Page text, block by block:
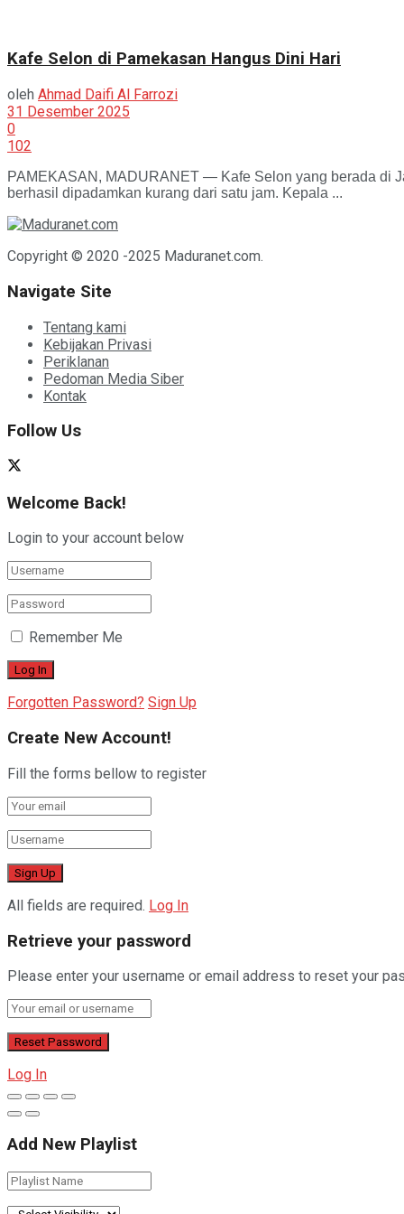
Kafe Selon di Pamekasan Hangus Dini Hari
oleh Ahmad Daifi Al Farrozi
31 Desember 2025
0
102
PAMEKASAN, MADURANET — Kafe Selon yang berada di
berhasil dipadamkan kurang dari satu jam. Kepala ...
Copyright © 2020 -2025 Maduranet.com.
Navigate Site
Tentang kami
Kebijakan Privasi
Periklanan
Pedoman Media Siber
Kontak
Follow Us
Welcome Back!
Login to your account below
Remember Me
Forgotten Password? Sign Up
Create New Account!
Fill the forms bellow to register
All fields are required. Log In
Retrieve your password
Please enter your username or email address to reset your
Log In
Add New Playlist